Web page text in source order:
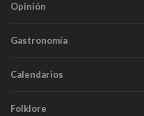
Opinión
Gastronomía
Calendarios
Folklore